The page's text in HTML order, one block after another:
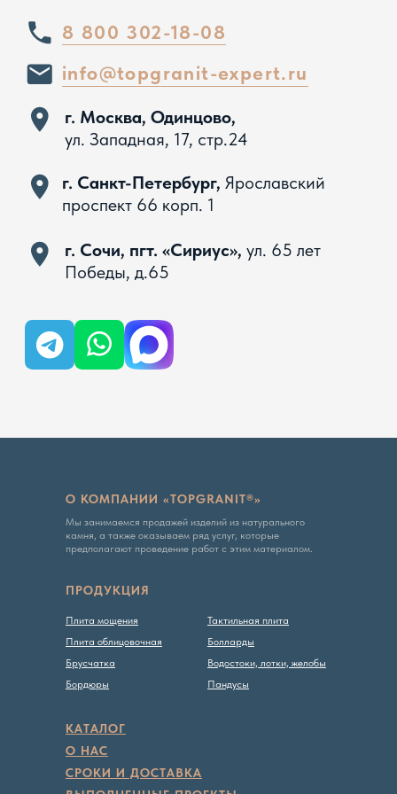
О КОМПАНИИ «TOPGRANIT®»
Мы занимаемся продажей изделий из натурального
камня, а также оказываем ряд услуг, которые
предполагают проведение работ с этим материалом.
Тактильная плита
Болларды
Водостоки, лотки, желобы
Пандусы
КАТАЛОГ
О НАС
СРОКИ И ДОСТАВКА
ПРОДУКЦИЯ
Плита мощения
Плита облицовочная
Брусчатка
Бордюры
Вся представленная на сайте информация, касающаяся
технических характеристик, наличия на складе, стоимости
товаров, носит информационный характер и ни при каких
условиях не является публичной офертой, определяемой
положениями Статьи 437 ГК РФ